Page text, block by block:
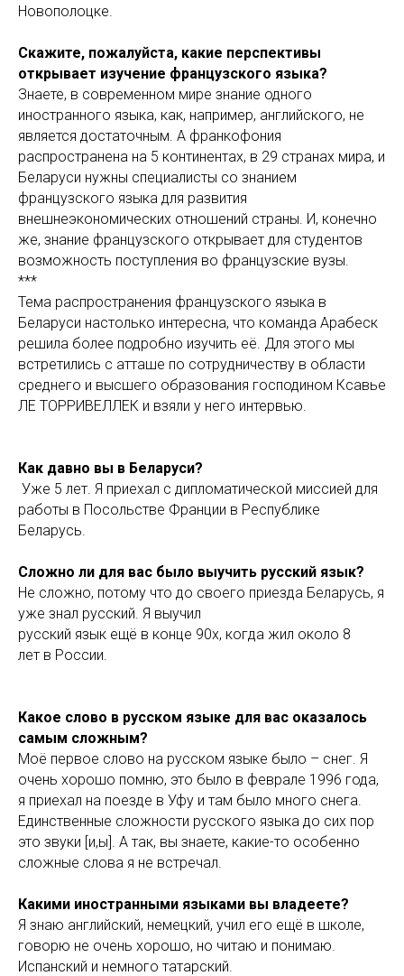
Новополоцке.
Скажите, пожалуйста, какие перспективы
открывает изучение французского языка?
Знаете, в современном мире знание одного
иностранного языка, как, например, английского, не
является достаточным. А франкофония
распространена на 5 континентах, в 29 странах мира, и
Беларуси нужны специалисты со знанием
французского языка для развития
внешнеэкономических отношений страны. И, конечно
же, знание французского открывает для студентов
возможность поступления во французские вузы.
***
Тема распространения французского языка в
Беларуси настолько интересна, что команда Арабеск
решила более подробно изучить её. Для этого мы
встретились с атташе по сотрудничеству в области
среднего и высшего образования господином Ксавье
ЛЕ ТОРРИВЕЛЛЕК и взяли у него интервью.
Как давно вы в Беларуси?
Уже 5 лет. Я приехал с дипломатической миссией для
работы в Посольстве Франции в Республике
Беларусь.
Сложно ли для вас было выучить русский язык?
Не сложно, потому что до своего приезда Беларусь, я
уже знал русский. Я выучил
русский язык ещё в конце 90х, когда жил около 8
лет в России.
Какое слово в русском языке для вас оказалось
самым сложным?
Моё первое слово на русском языке было – снег. Я
очень хорошо помню, это было в феврале 1996 года,
я приехал на поезде в Уфу и там было много снега.
Единственные сложности русского языка до сих пор
это звуки [и,ы]. А так, вы знаете, какие-то особенно
сложные слова я не встречал.
Какими иностранными языками вы владеете?
Я знаю английский, немецкий, учил его ещё в школе,
говорю не очень хорошо, но читаю и понимаю.
Испанский и немного татарский.